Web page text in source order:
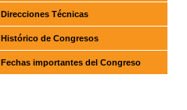
Direcciones Técnicas
Histórico de Congresos
Fechas importantes del Congreso